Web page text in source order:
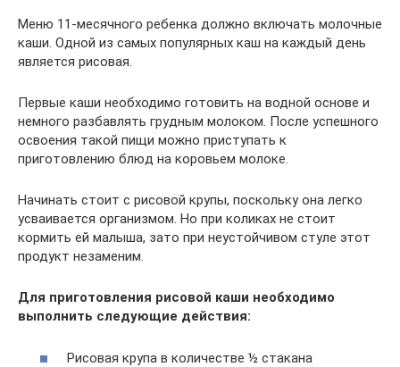
Меню 11-месячного ребенка должно включать молочные
каши. Одной из самых популярных каш на каждый день
является рисовая.
Первые каши необходимо готовить на водной основе и
немного разбавлять грудным молоком. После успешного
освоения такой пищи можно приступать к
приготовлению блюд на коровьем молоке.
Начинать стоит с рисовой крупы, поскольку она легко
усваивается организмом. Но при коликах не стоит
кормить ей малыша, зато при неустойчивом стуле этот
продукт незаменим.
Для приготовления рисовой каши необходимо
выполнить следующие действия:
Рисовая крупа в количестве ½ стакана